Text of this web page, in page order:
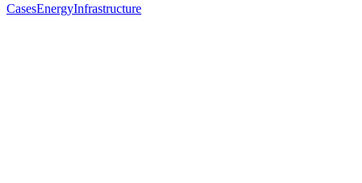
CasesEnergyInfrastructure